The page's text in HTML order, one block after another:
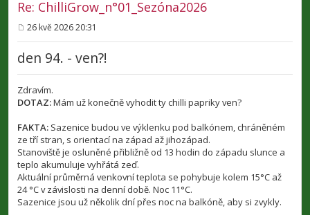
Re: ChilliGrow_n°01_Sezóna2026
ř
í
s
p
v
e
26 kvě 2026 20:31
den 94. - ven?!
Zdravím.
DOTAZ:Mám už konečně vyhodit ty chilli papriky ven?
FAKTA: Sazenice budou ve výklenku pod balkónem, chráněném
ze tří stran, s orientací na západ až jihozápad.
Stanoviště je osluněné přibližně od 13 hodin do západu slunce a
teplo akumuluje vyhřátá zeď.
Aktuální průměrná venkovní teplota se pohybuje kolem 15°C až
24 °C v závislosti na denní době. Noc 11°C.
Sazenice jsou už několik dní přes noc na balkóně, aby si zvykly.